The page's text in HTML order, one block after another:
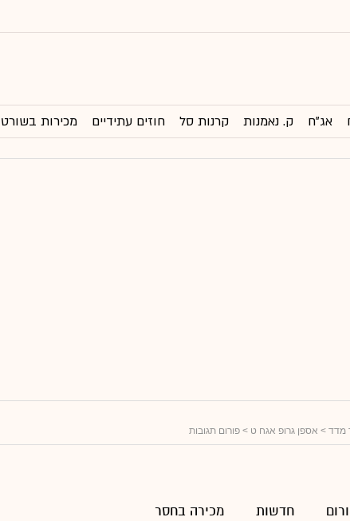
אג"ח ק. נאמנות קרנות סל חוזים עתידיים מכירות בשורט
מדד > אספן גרופ אגח ט > פורום תגובות
חדשות מכירה בחסר